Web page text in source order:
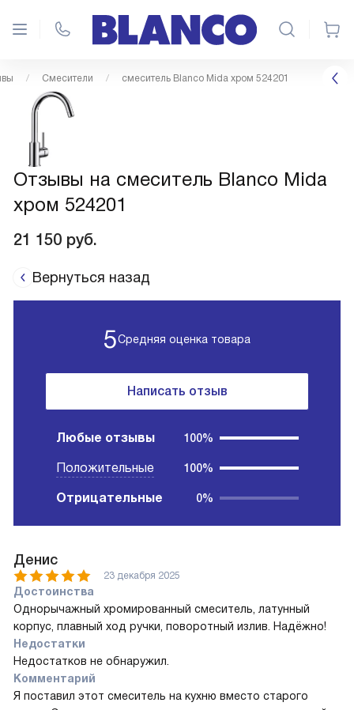
Смесители смеситель Blanco Mida хром 524201
Отзывы на смеситель Blanco Mida
хром 524201
21 150 руб.
Вернуться назад
5Средняя оценка товара
Написать отзыв
Любые отзывы 100%
Положительные 100%
Отрицательные 0%
Денис
23 декабря 2025
Достоинства
Однорычажный хромированный смеситель, латунный
корпус, плавный ход ручки, поворотный излив. Надёжно!
Недостатки
Недостатков не обнаружил.
Комментарий
Я поставил этот смеситель на кухню вместо старого